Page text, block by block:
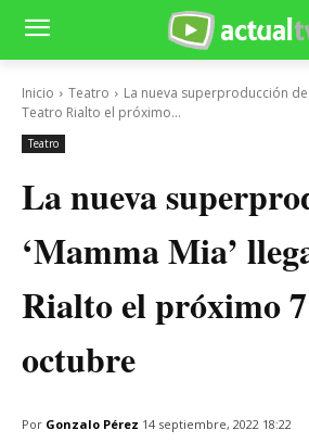
Inicio Teatro
La nueva superproducción
Teatro Rialto el próximo...
Teatro
La nueva
‘Mamma Mia’
Rialto el próximo
octubre
Por Gonzalo Pérez 14 septiembre, 2022 18:22